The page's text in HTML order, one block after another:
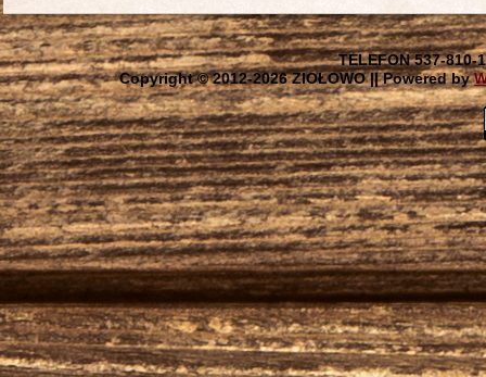
TELEFON 537-810-
Copyright © 2012-2026 ZIOŁOWO || Powered by